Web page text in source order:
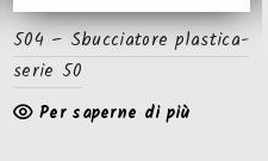
504 – Sbucciatore plastica-
serie 50
Per saperne di più